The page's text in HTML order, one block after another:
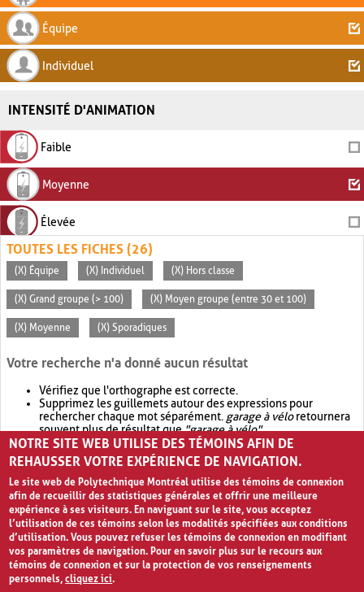
Équipe
Individuel
INTENSITÉ D'ANIMATION
Faible
Moyenne
Élevée
TOUTES LES FICHES (26)
(X) Équipe (X) Individuel (X) Hors classe
(X) Grand groupe (> 100) (X) Moyen groupe (entre 30 et 100)
(X) Moyenne (X) Sporadiques
Votre recherche n'a donné aucun résultat
Vérifiez que l'orthographe est correcte.
Supprimez les guillemets autour des expressions pour
rechercher chaque mot séparément. garage à véloretournera
souvent plus de résultat que"garage à vélo".
Envisagez d'élargir votre recherche avec OR.garage OR vélo
retournera souvent plus de résultat quegarage à vélo
NOTRE SITE WEB UTILISE DES TÉMOINS AFIN DE
REHAUSSER VOTRE EXPÉRIENCE DE NAVIGATION.
Le site web de Polytechnique Montréal utilise des témoins de connexion
afin de recueillir des statistiques générales et offrir une meilleure
expérience à ses visiteurs. En naviguant sur le site, vous acceptez
l’utilisation de ces témoins selon les modalités spécifiées aux conditions
d’utilisation. Vous pouvez refuser les témoins de connexion en modifiant
vos paramètres de navigation. Pour en savoir plus sur le recours aux
témoins de connexion et sur la protection de vos renseignements
personnels,cliquez ici.